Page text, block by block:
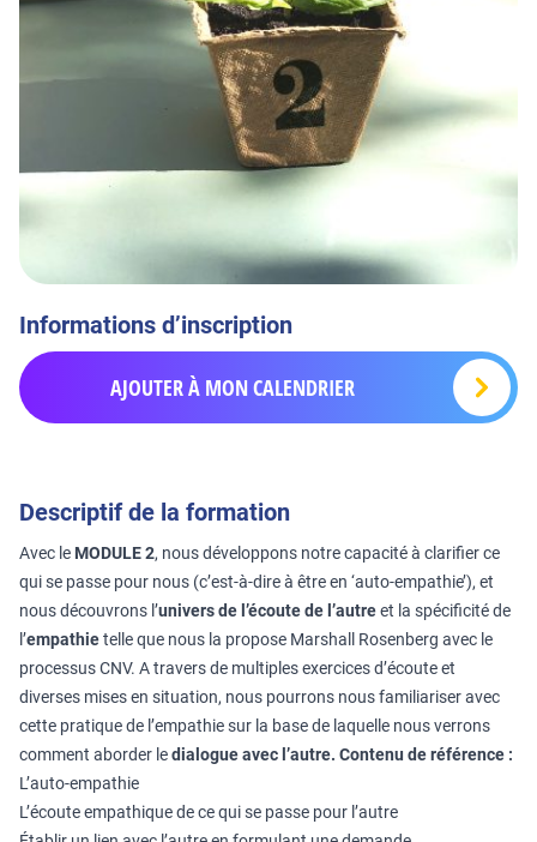
Informations d’inscription
AJOUTER À MON CALENDRIER
Descriptif de la formation
Avec le MODULE 2, nous développons notre capacité à clarifier ce
qui se passe pour nous (c’est-à-dire à être en ‘auto-empathie’), et
nous découvrons l’univers de l’écoute de l’autreet la spécificité de
l’empathietelle que nous la propose Marshall Rosenberg avec le
processus CNV. A travers de multiples exercices d’écoute et
diverses mises en situation, nous pourrons nous familiariser avec
cette pratique de l’empathie sur la base de laquelle nous verrons
comment aborder ledialogue avec l’autre. Contenu de référence :
L’auto-empathie
L’écoute empathique de ce qui se passe pour l’autre